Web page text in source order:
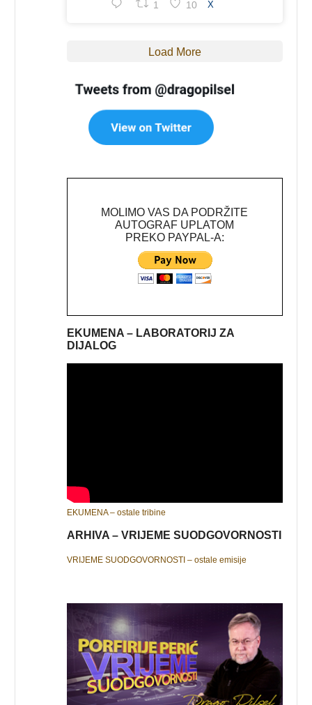
1 10 X
Load More
MOLIMO VAS DA PODRŽITE
AUTOGRAF UPLATOM
PREKO PAYPAL-A:
EKUMENA – LABORATORIJ ZA
DIJALOG
EKUMENA – ostale tribine
ARHIVA – VRIJEME SUODGOVORNOSTI
VRIJEME SUODGOVORNOSTI – ostale emisije